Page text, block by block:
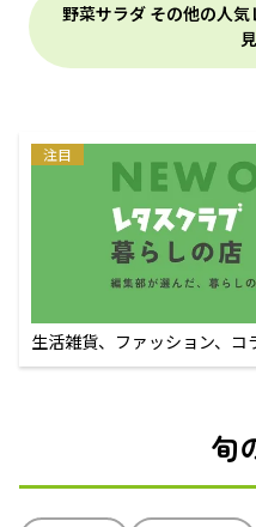
野菜サラダ その他の人
注目
生活雑貨、ファッション、
えるECサイト
旬